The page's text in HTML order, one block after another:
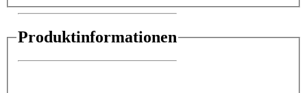
Produktinformationen